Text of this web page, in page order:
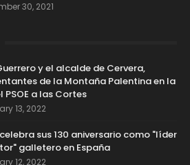
30, 2021
y el alcalde de Cervera,
de la Montaña Palentina en la
PSOE a las Cortes
13, 2022
sus 130 aniversario como "líder
galletero en España
12, 2022